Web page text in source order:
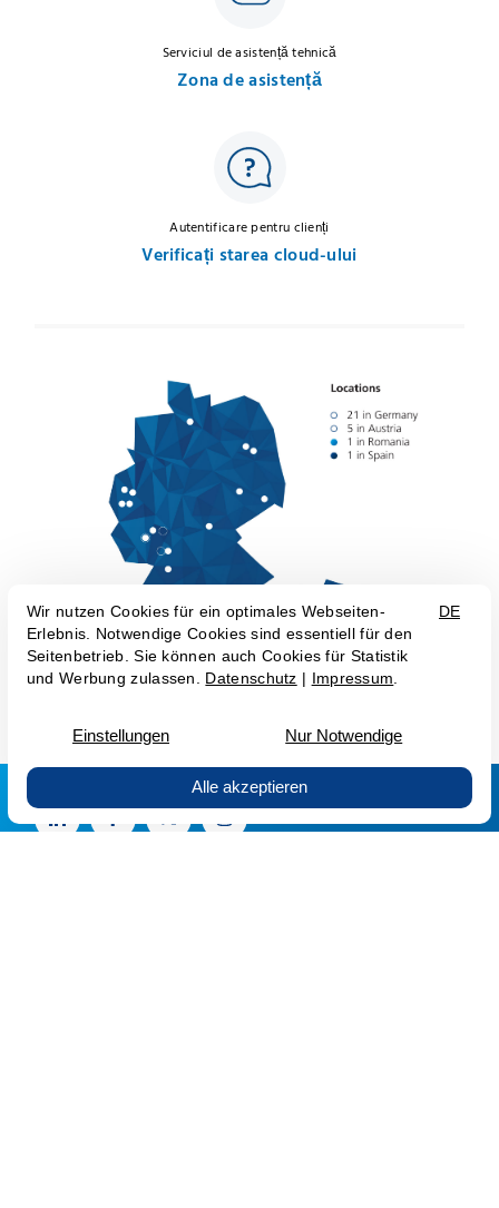
Serviciul de asistență tehnică
Zona de asistență
Autentificare pentru clienți
Verificați starea cloud-ului